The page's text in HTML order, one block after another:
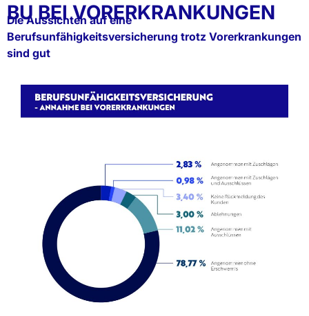
BU BEI VORERKRANKUNGEN
Die Aussichten auf eine
Berufsunfähigkeitsversicherung trotz Vorerkrankungen
sind gut